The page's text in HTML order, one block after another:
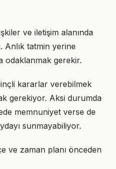
ve iletişim alanında
Anlık tatmin yerine
odaklanmak gerekir.
kararlar verebilmek
gerekiyor. Aksi durumda
memnuniyet verse de
sunmayabiliyor.
ve zaman planı önceden